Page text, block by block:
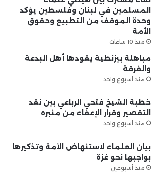
المسلمين في لبنان وفلسطين يؤكد
وحدة الموقف من التطبيع وحقوق
الأمة
منذ 10 ساعات
مباهلة بيزنطية يقودها أهل البدعة
والفرقة
منذ أسبوع واحد
خطبة الشيخ فتحي الرباعي بين نقد
التقصير وقرار الإعفاء من منبره
منذ أسبوع واحد
بيان العلماء لاستنهاض الأمة وتذكيرها
بواجبها نحو غزة
منذ أسبوعين